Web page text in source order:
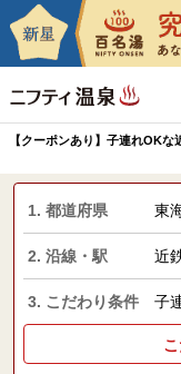
【クーポンあり】子連れOK
1. 都道府県 東
2. 沿線・駅 近
3. こだわり条件 子